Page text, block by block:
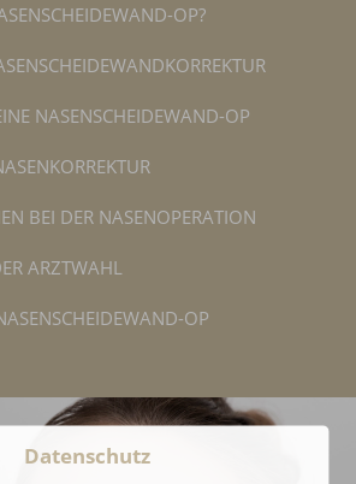
OP?
NASENSCHEIDEWAND-OP
BEI DER NASENOPERATION
ARZTWAHL
OP
Datenschutz